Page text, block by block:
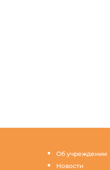
Об учреждении
Новости